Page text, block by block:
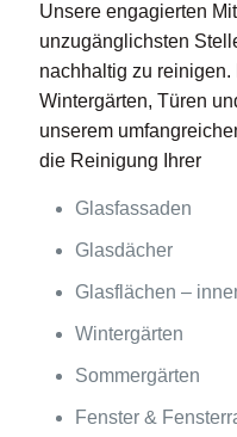
Unsere engagierten
unzugänglichsten
nachhaltig zu reinigen.
Wintergärten, Türen
unserem
die Reinigung Ihrer
Glasfassaden
Glasdächer
Glasflächen –
Wintergärten
Sommergärten
Fenster &